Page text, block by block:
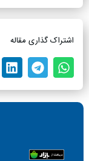
اشتراک گذاری مقاله